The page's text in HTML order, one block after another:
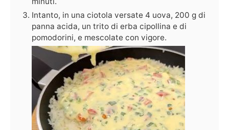
Intanto, in una ciotola versate 4 uova, 200 g di
panna acida, un trito di erba cipollina e di
pomodorini, e mescolate con vigore.